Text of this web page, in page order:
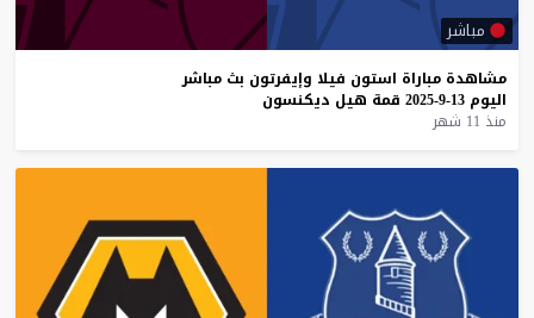
مباشر
مشاهدة مباراة استون فيلا وإيفرتون بث مباشر
اليوم 13-9-2025 قمة هيل ديكنسون
منذ 11 شهر